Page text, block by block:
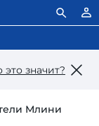
это значит?
Млини